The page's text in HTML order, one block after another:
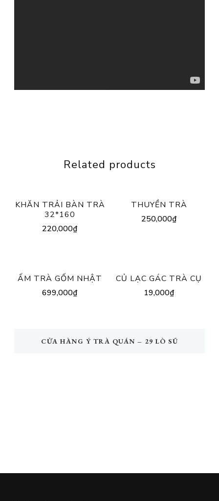
Related products
KHĂN TRẢI BÀN TRÀ
32*160
220,000₫
THUYỀN TRÀ
250,000₫
ẤM TRÀ GỐM NHẬT
699,000₫
CỦ LẠC GÁC TRÀ CỤ
19,000₫
CỬA HÀNG Ý TRÀ QUÁN – 29 LÒ SŨ